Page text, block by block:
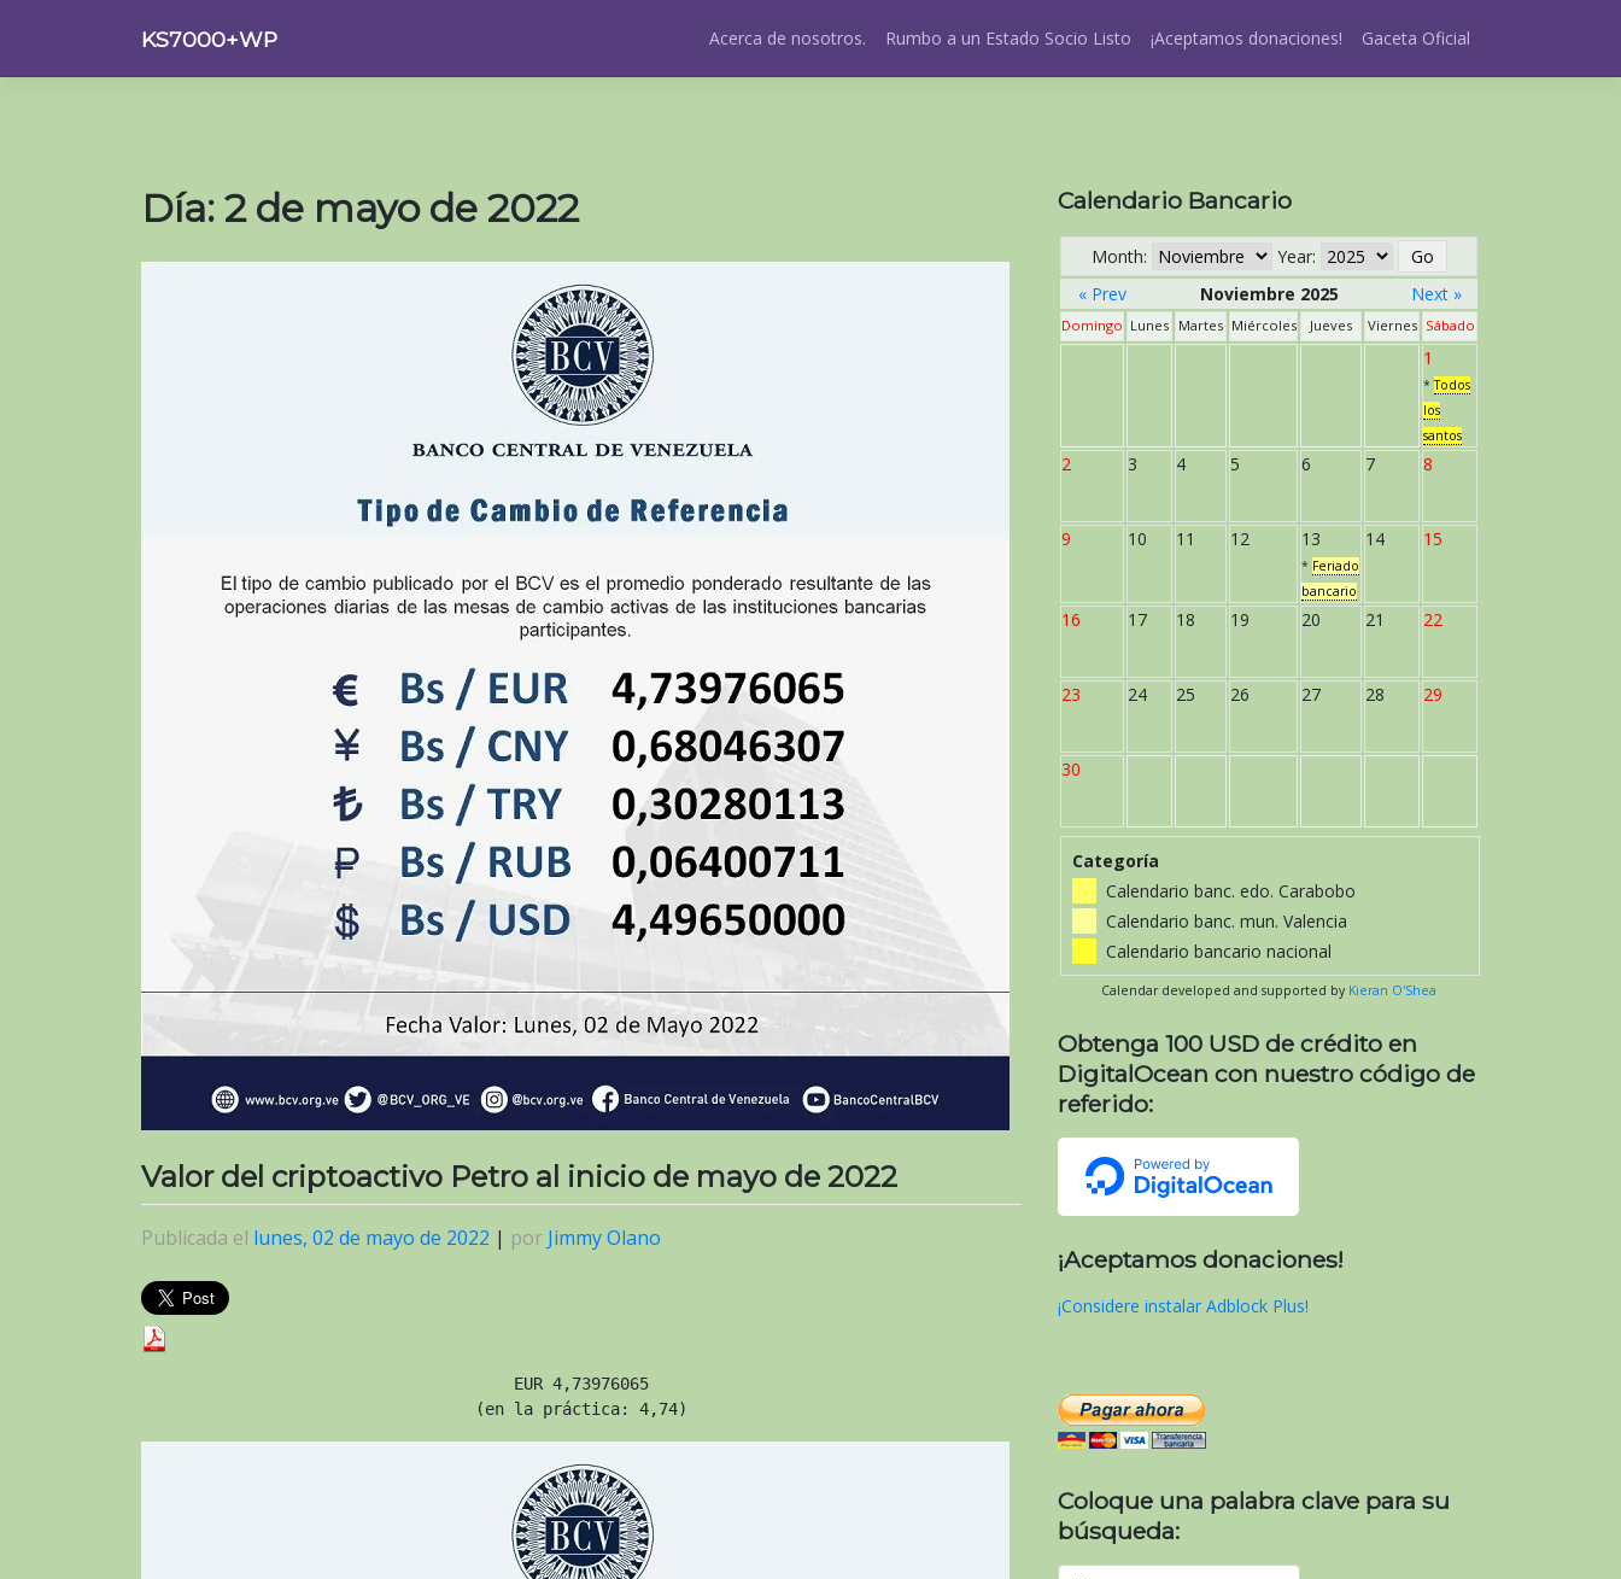
contenido
KS7000+WP Acerca de nosotros. Rumbo a un Estado Socio Listo ¡Aceptamos donaciones! Gaceta Oficial
Día: 2 de mayo de 2022
Valor del criptoactivo Petro al inicio de mayo de 2022
Publicada el lunes, 02 de mayo de 2022 | por Jimmy Olano
EUR 4,73976065
(en la práctica: 4,74)
Calendario Bancario
Month:
Year:
« Prev
Noviembre 2025 Next »
Domingo Lunes Martes Miércoles Jueves Viernes Sábado
1
*Todos
los
santos
2 3 4 5 6 7 8
9 10 11 12 13
* Feriado
bancario
14 15
16 17 18 19 20 21 22
23 24 25 26 27 28 29
30
Categoría
Calendario banc. edo. Carabobo
Calendario banc. mun. Valencia
Calendario bancario nacional
Calendar developed and supported by Kieran O'Shea
Obtenga 100 USD de crédito en
DigitalOcean con nuestro código de
referido:
¡Aceptamos donaciones!
¡Considere instalar Adblock Plus!
Coloque una palabra clave para su
búsqueda: